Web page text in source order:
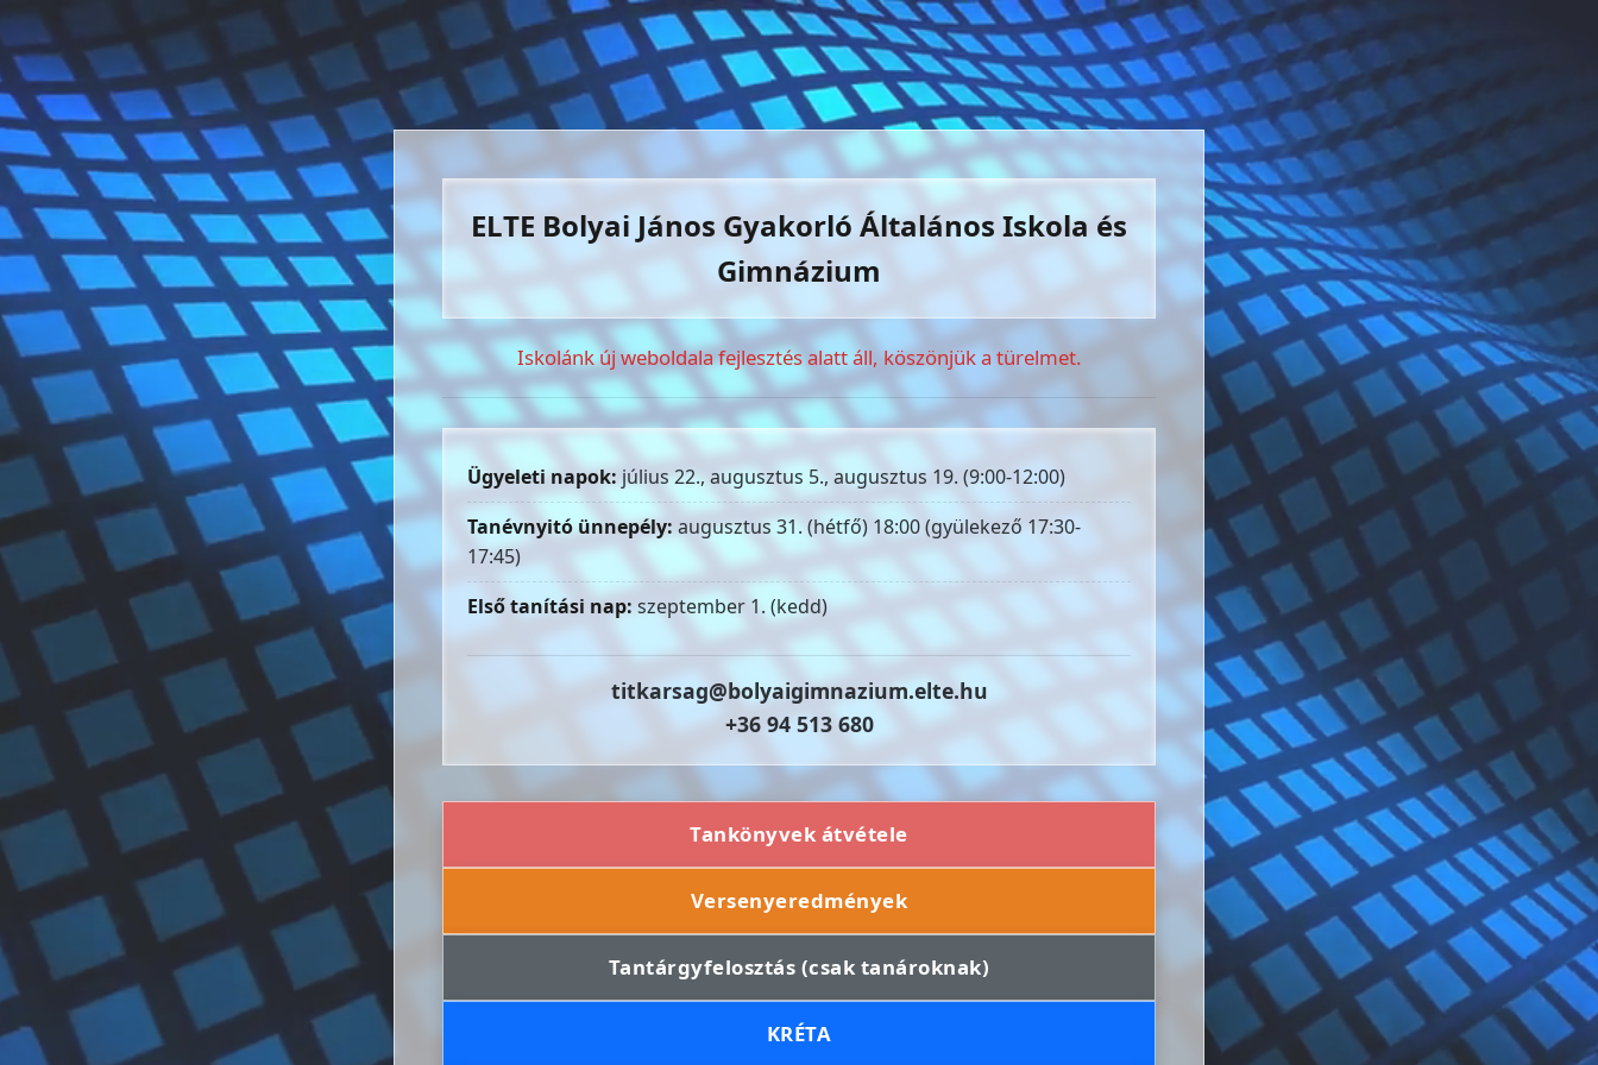
ELTE Bolyai János Gyakorló Általános Iskola és
Gimnázium
Iskolánk új weboldala fejlesztés alatt áll, köszönjük a türelmet.
Ügyeleti napok: július 22., augusztus 5., augusztus 19. (9:00-12:00)
Tanévnyitó ünnepély: augusztus 31. (hétfő) 18:00 (gyülekező 17:30-
17:45)
Első tanítási nap: szeptember 1. (kedd)
titkarsag@bolyaigimnazium.elte.hu
+36 94 513 680
Tankönyvek átvétele
Versenyeredmények
Tantárgyfelosztás (csak tanároknak)
KRÉTA